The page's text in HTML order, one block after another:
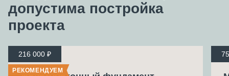
допустима постройка
проекта
216 000 ₽
РЕКОМЕНДУЕМ